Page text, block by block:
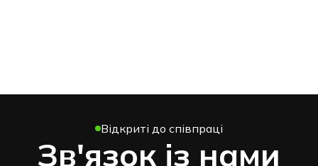
Відкриті до співпраці
Зв'язок із нами